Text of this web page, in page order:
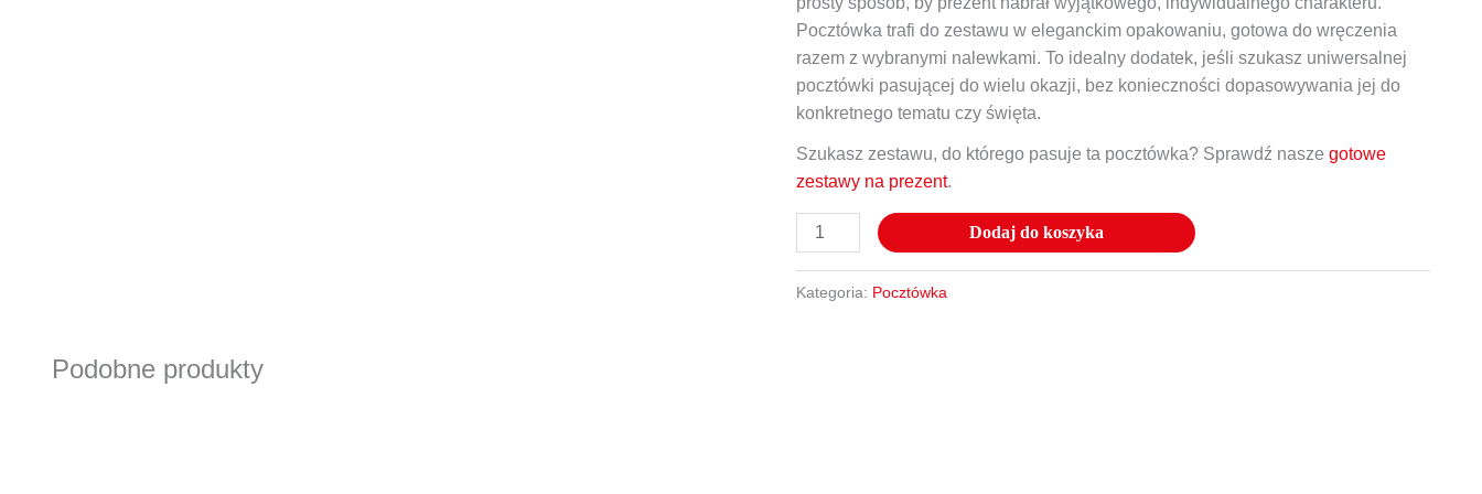
Pocztówka trafi do zestawu w eleganckim opakowaniu, gotowa do wręczenia
razem z wybranymi nalewkami. To idealny dodatek, jeśli szukasz uniwersalnej
pocztówki pasującej do wielu okazji, bez konieczności dopasowywania jej do
konkretnego tematu czy święta.
Szukasz zestawu, do którego pasuje ta pocztówka? Sprawdź nasze gotowe
zestawy na prezent.
Dodaj do koszyka
Kategoria: Pocztówka
Podobne produkty